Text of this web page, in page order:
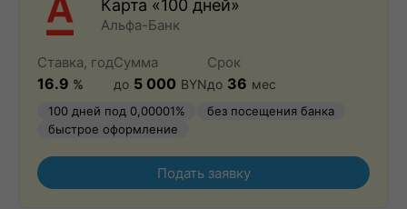
Карта «100 дней»
Альфа-Банк
Ставка, год
16.9 %
Сумма
до 5 000 BYN
Срок
до 36 мес
100 дней под 0,00001%
без посещения банка
быстрое оформление
Подать заявку